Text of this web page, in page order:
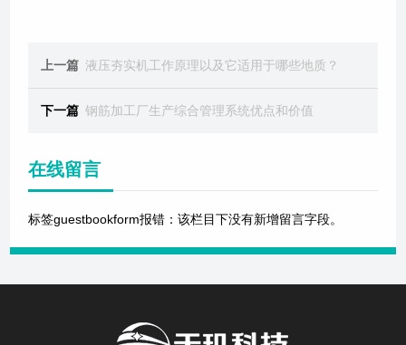
上一篇 液压夯实机工作原理以及它适用于哪些地质？
下一篇 钢筋加工厂生产综合管理系统优点和价值
在线留言
标签guestbookform报错：该栏目下没有新增留言字段。